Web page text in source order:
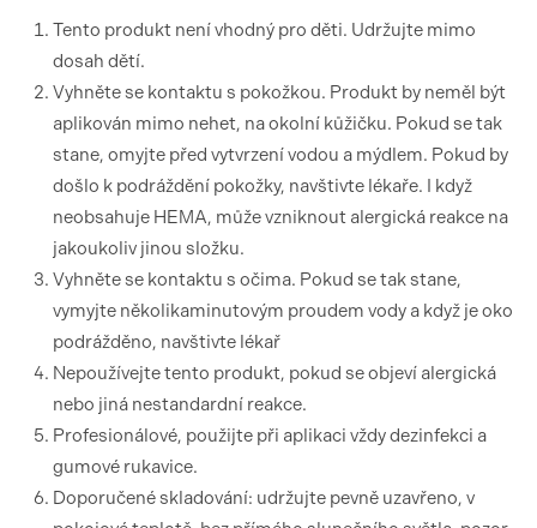
Tento produkt není vhodný pro děti. Udržujte mimo
dosah dětí.
Vyhněte se kontaktu s pokožkou. Produkt by neměl být
aplikován mimo nehet, na okolní kůžičku. Pokud se tak
stane, omyjte před vytvrzení vodou a mýdlem. Pokud by
došlo k podráždění pokožky, navštivte lékaře. I když
neobsahuje HEMA, může vzniknout alergická reakce na
jakoukoliv jinou složku.
Vyhněte se kontaktu s očima. Pokud se tak stane,
vymyjte několikaminutovým proudem vody a když je oko
podrážděno, navštivte lékař
Nepoužívejte tento produkt, pokud se objeví alergická
nebo jiná nestandardní reakce.
Profesionálové, použijte při aplikaci vždy dezinfekci a
gumové rukavice.
Doporučené skladování: udržujte pevně uzavřeno, v